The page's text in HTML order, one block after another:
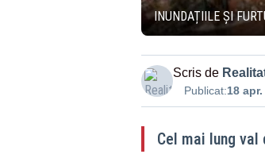
INUNDAȚIILE ȘI
Scris de
Publicat:18
Cel mai lung